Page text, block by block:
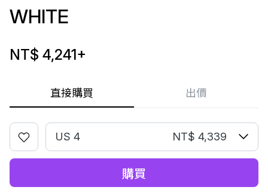
直接購買 出價
WHITE
NT$ 4,241+
US 4 NT$ 4,339
購買